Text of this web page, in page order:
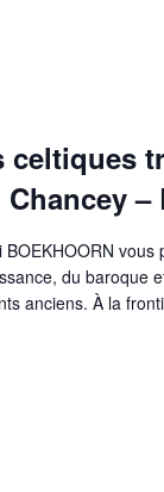
celtiques
–
du baroque
anciens. À la